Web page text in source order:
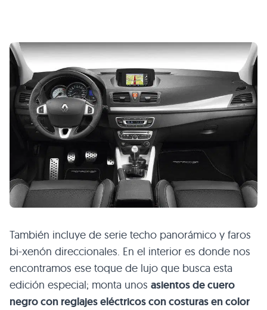
También incluye de serie techo panorámico y faros
bi-xenón direccionales. En el interior es donde nos
encontramos ese toque de lujo que busca esta
edición especial; monta unos asientos de cuero
negro con reglajes eléctricos con costuras en color